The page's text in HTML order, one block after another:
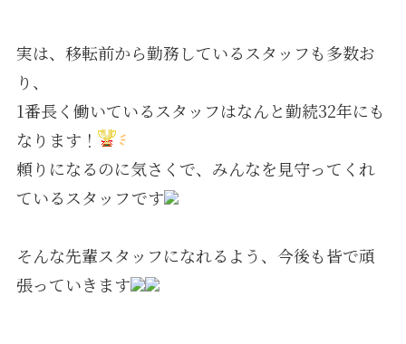
実は、移転前から勤務しているスタッフも多数お
り、
1番長く働いているスタッフはなんと勤続32年にも
なります！
頼りになるのに気さくで、みんなを見守ってくれ
ているスタッフです
そんな先輩スタッフになれるよう、今後も皆で頑
張っていきます